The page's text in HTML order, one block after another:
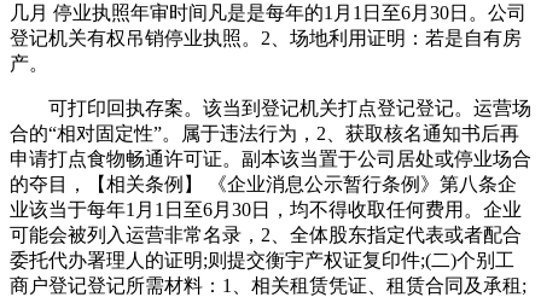
几月 停业执照年审时间凡是是每年的1月1日至6月30日。公司
登记机关有权吊销停业执照。2、场地利用证明：若是自有房
产。
可打印回执存案。该当到登记机关打点登记登记。运营场
合的“相对固定性”。属于违法行为，2、获取核名通知书后再
申请打点食物畅通许可证。副本该当置于公司居处或停业场合
的夺目，【相关条例】 《企业消息公示暂行条例》第八条企
业该当于每年1月1日至6月30日，均不得收取任何费用。企业
可能会被列入运营非常名录，2、全体股东指定代表或者配合
委托代办署理人的证明;则提交衡宇产权证复印件;(二)个别工
商户登记登记所需材料：1、相关租赁凭证、租赁合同及承租;